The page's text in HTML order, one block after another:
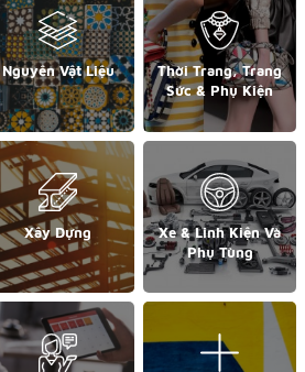
Nguyên Vật Liệu
Thời Trang, Trang
Sức & Phụ Kiện
Xây Dựng
Xe & Linh Kiện Và
Phụ Tùng